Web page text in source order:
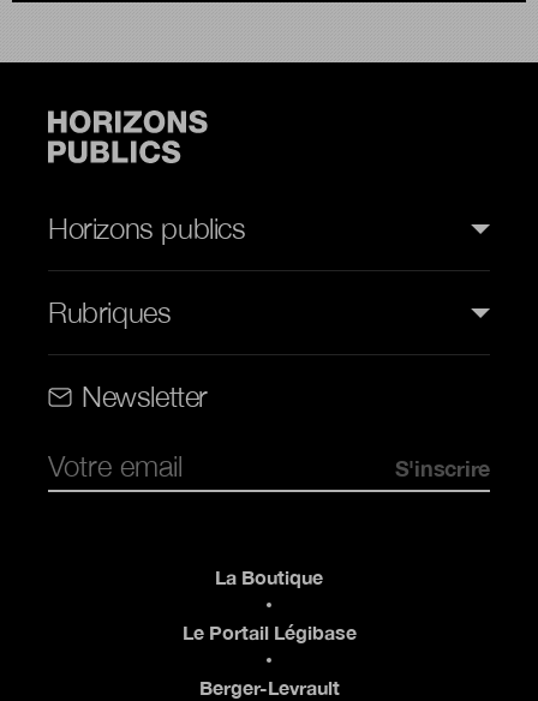
Horizons publics
Rubriques
Newsletter
La Boutique
Le Portail Légibase
Berger-Levrault